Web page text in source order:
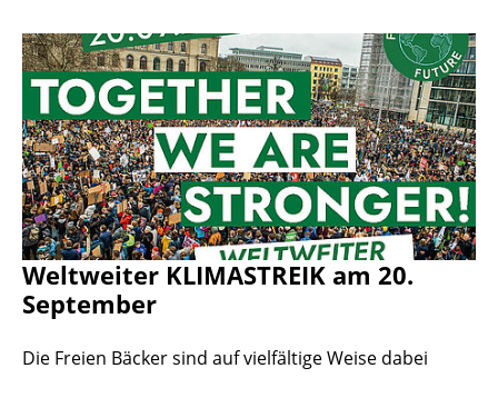
Weltweiter KLIMASTREIK am 20.
September
Die Freien Bäcker sind auf vielfältige Weise dabei